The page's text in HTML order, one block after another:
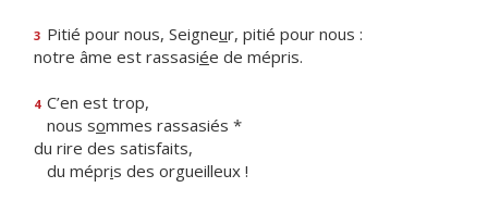
3 Pitié pour nous, Seigneur, pitié pour nous :
notre âme est rassasiée de mépris.
4 C’en est trop,
nous sommes rassasiés *
du rire des satisfaits,
du mépris des orgueilleux !